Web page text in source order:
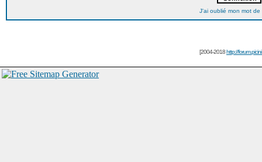
J'ai oublié mon mot de
[2004-2018http://